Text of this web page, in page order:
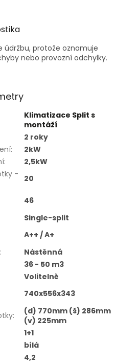
údržbu, protože oznamuje
nebo provozní odchylky.
Klimatizace Split s
montáží
2 roky
:
2kW
:
2,5kW
-
20
46
Single-split
A++ / A+
:
Nástěnná
36 - 50 m3
Volitelně
740x556x343
:
(d) 770mm (š) 286mm
(v) 225mm
1+1
bílá
4,2